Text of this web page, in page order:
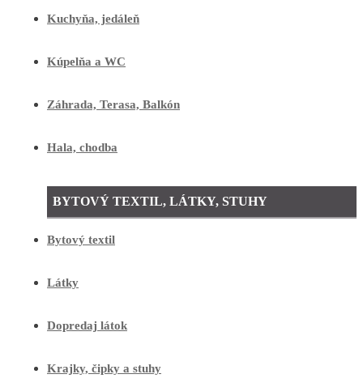
Kuchyňa, jedáleň
Kúpelňa a WC
Záhrada, Terasa, Balkón
Hala, chodba
BYTOVÝ TEXTIL, LÁTKY, STUHY
Bytový textil
Látky
Dopredaj látok
Krajky, čipky a stuhy